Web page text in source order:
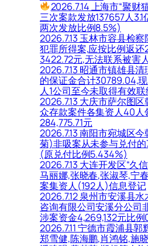
2026.7.14 上海市“聚财
三次案款发放137657人
两次发放比例8.5%)
2026.7.13 玉林市容县检
犯罪所得案,应按比例返还
3422.72元,无法联系被害
2026.7.13 昭通市镇雄县
的保证金合计30789.04,
人1公司至今未取得有效联
2026.7.13 大庆市萨尔图
众存款案件各集资人40人
284,775.71元
2026.7.13 南阳市宛城区
菊)非吸案从未参与兑付
(原兑付比例5.434%)
2026.7.13 大连开发区“久
马丽娜,张晓春,张淑琴,宁
案集资人(192人)信息登记
2026.7.12 泉州市安溪县
咨询有限公司安溪分公司
涉案资金4,269,132元比
2026.7.11 宁德市霞浦县
郑雪健,陈海鹏,肖鸿铭,施